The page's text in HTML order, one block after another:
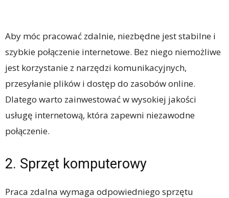
Aby móc pracować zdalnie, niezbędne jest stabilne i
szybkie połączenie internetowe. Bez niego niemożliwe
jest korzystanie z narzędzi komunikacyjnych,
przesyłanie plików i dostęp do zasobów online.
Dlatego warto zainwestować w wysokiej jakości
usługę internetową, która zapewni niezawodne
połączenie.
2. Sprzęt komputerowy
Praca zdalna wymaga odpowiedniego sprzętu